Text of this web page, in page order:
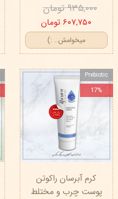
۹۳۵,۰۰۰ تومان
۶۰۷,۷۵۰ تومان
میخوامش.. :)
کرم آبرسان راکوتن
پوست‌ چرب و مختلط
Prebiotic
17%